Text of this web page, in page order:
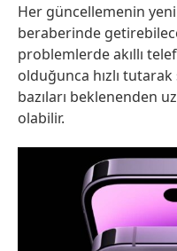
Her güncellemenin
beraberinde
problemlerde akıllı
olduğunca hızlı
bazıları beklenenden
olabilir.